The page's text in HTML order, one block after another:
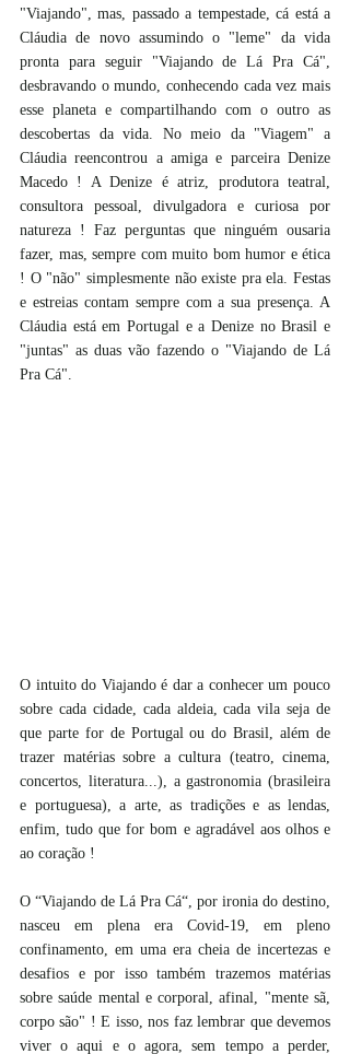
"Viajando", mas, passado a tempestade, cá está a
Cláudia de novo assumindo o "leme" da vida
pronta para seguir "Viajando de Lá Pra Cá",
desbravando o mundo, conhecendo cada vez mais
esse planeta e compartilhando com o outro as
descobertas da vida. No meio da "Viagem" a
Cláudia reencontrou a amiga e parceira Denize
Macedo ! A Denize é atriz, produtora teatral,
consultora pessoal, divulgadora e curiosa por
natureza ! Faz perguntas que ninguém ousaria
fazer, mas, sempre com muito bom humor e ética
! O "não" simplesmente não existe pra ela. Festas
e estreias contam sempre com a sua presença. A
Cláudia está em Portugal e a Denize no Brasil e
"juntas" as duas vão fazendo o "Viajando de Lá
O intuito do Viajando é dar a conhecer um pouco
sobre cada cidade, cada aldeia, cada vila seja de
que parte for de Portugal ou do Brasil, além de
trazer matérias sobre a cultura (teatro, cinema,
concertos, literatura...), a gastronomia (brasileira
e portuguesa), a arte, as tradições e as lendas,
enfim, tudo que for bom e agradável aos olhos e
ao coração !
O “Viajando de Lá Pra Cá“, por ironia do destino,
nasceu em plena era Covid-19, em pleno
confinamento, em uma era cheia de incertezas e
desafios e por isso também trazemos matérias
sobre saúde mental e corporal, afinal, "mente sã,
corpo são" ! E isso, nos faz lembrar que devemos
viver o aqui e o agora, sem tempo a perder,